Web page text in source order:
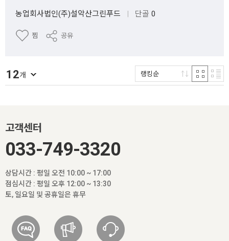
농업회사법인(주)설악산그린푸드 | 단골 0
찜 공유
12개 랭킹순
고객센터
033-749-3320
상담시간 : 평일 오전 10:00 ~ 17:00
점심시간 : 평일 오후 12:00 ~ 13:30
토, 일요일 및 공휴일은 휴무